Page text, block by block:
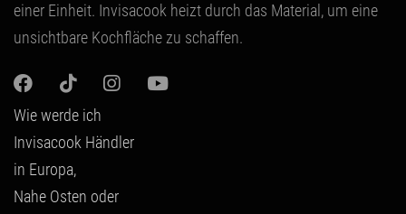
einer Einheit. Invisacook heizt durch das Material , um eine
unsichtbare Kochfläche zu schaffen.
Wie werde ich
Invisacook Händler
in Europa,
Nahe Osten oder